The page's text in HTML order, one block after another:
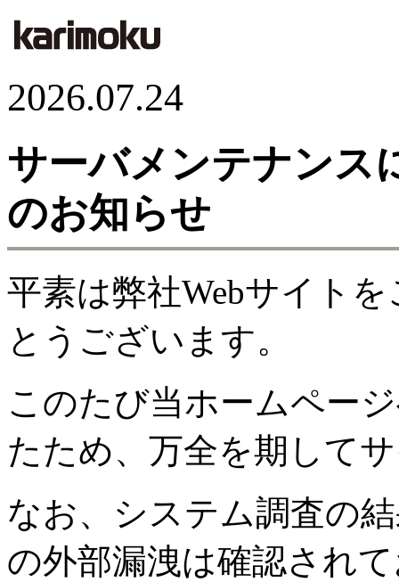
2026.07.24
サーバメンテナンス
のお知らせ
平素は弊社Webサイト
とうございます。
このたび当ホームペー
たため、万全を期して
なお、システム調査の
の外部漏洩は確認され